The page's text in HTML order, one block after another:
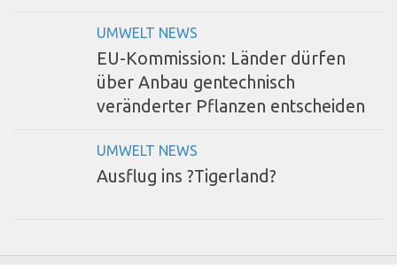
UMWELT NEWS
EU-Kommission: Länder dürfen
über Anbau gentechnisch
veränderter Pflanzen entscheiden
UMWELT NEWS
Ausflug ins ?Tigerland?